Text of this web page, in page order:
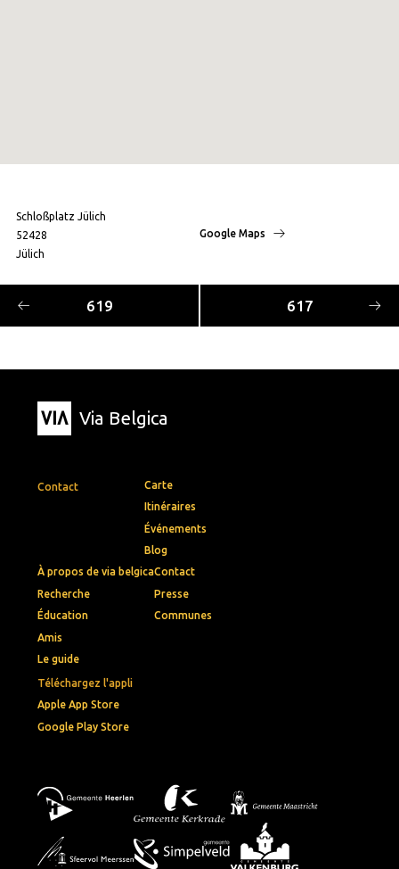
Schloßplatz Jülich
52428
Jülich
Google Maps
619 617
Via Belgica
Contact
Téléchargez l'appli
Apple App Store
Google Play Store
Carte
Itinéraires
Événements
Blog
À propos de via belgica
Recherche
Éducation
Amis
Le guide
Contact
Presse
Communes